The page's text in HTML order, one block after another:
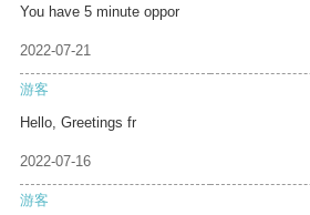
You have 5 minute oppor
2022-07-21
游客
Hello, Greetings fr
2022-07-16
游客